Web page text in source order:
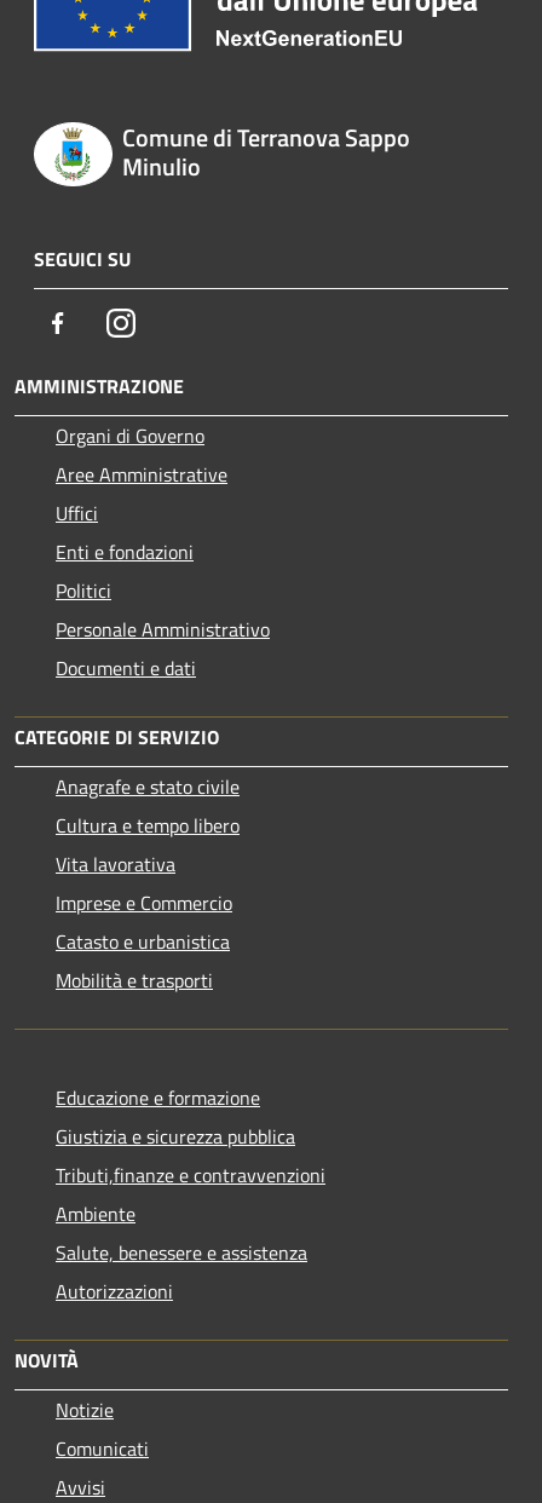
Comune di Terranova Sappo
Minulio
SEGUICI SU
FacebookInstagram
AMMINISTRAZIONE
Organi di Governo
Aree Amministrative
Uffici
Enti e fondazioni
Politici
Personale Amministrativo
Documenti e dati
CATEGORIE DI SERVIZIO
Anagrafe e stato civile
Cultura e tempo libero
Vita lavorativa
Imprese e Commercio
Catasto e urbanistica
Mobilità e trasporti
Educazione e formazione
Giustizia e sicurezza pubblica
Tributi,finanze e contravvenzioni
Ambiente
Salute, benessere e assistenza
Autorizzazioni
NOVITÀ
Notizie
Comunicati
Avvisi